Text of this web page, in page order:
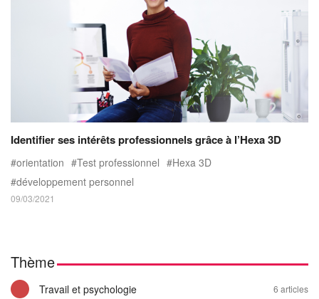
Identifier ses intérêts professionnels grâce à l’Hexa 3D
orientation Test professionnel
Hexa 3D
développement personnel
09/03/2021
Thème
Travail et psychologie 6 articles